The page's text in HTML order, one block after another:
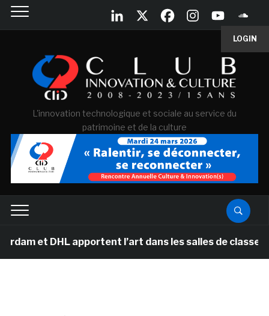
LOGIN
L'innovation technologique et sociale au service du
patrimoine et de la culture
et DHL apportent l’art dans les salles de classe des